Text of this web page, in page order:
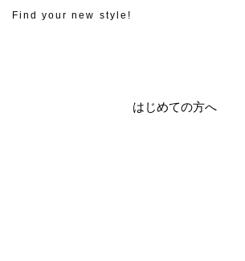
Find your new style!
はじめての方へ